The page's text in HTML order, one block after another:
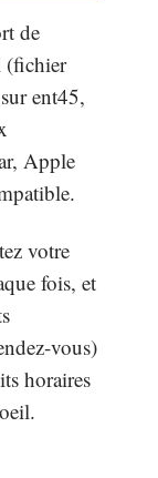
de
(fichier
ent45,
Apple
votre
fois, et
vous)
horaires